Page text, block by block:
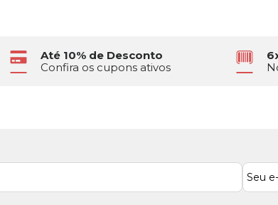
Até 10% de Desconto
Confira os cupons ativos